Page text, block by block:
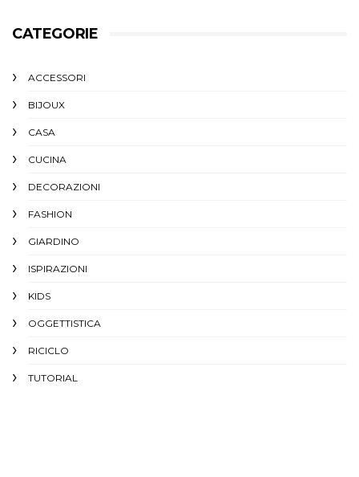
CATEGORIE
ACCESSORI
BIJOUX
CASA
CUCINA
DECORAZIONI
FASHION
GIARDINO
ISPIRAZIONI
KIDS
OGGETTISTICA
RICICLO
TUTORIAL